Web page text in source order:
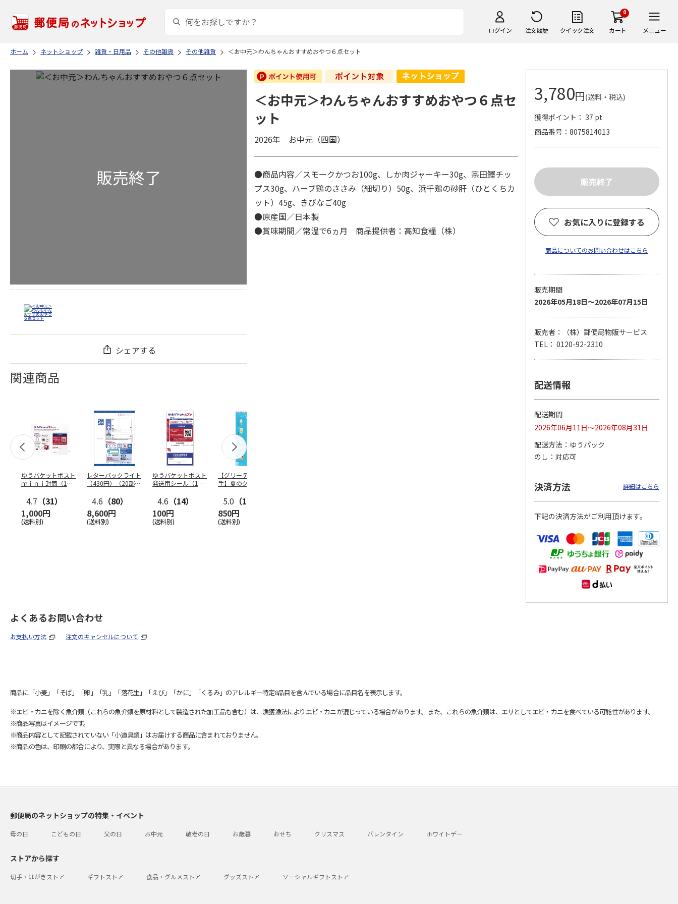
ログイン 注文履歴 クイック注文
0
カート メニュー
ホーム ネットショップ 雑貨・日用品 その他雑貨 その他雑貨 ＜お中元＞わんちゃんおすすめおやつ６点セット
シェアする
関連商品
ゆうパケットポスト
ｍｉｎｉ封筒（1個
4.7 （31）
1,000円
(送料別)
レターパックライト
（430円）（20部セ
4.6 （80）
8,600円
(送料別)
ゆうパケットポスト
発送用シール（1個
4.6 （14）
100円
(送料別)
【グリーティング切
手】夏のグリーティ
5.0 （10）
850円
(送料別)
手】グリーティング
（シンプル）（110
円…
4.8（11）
5,500円
(送料別)
通切手・千鳥（1シ
ート100枚）
4.6（7）
11,000円
(送料別)
＜お中元＞わんちゃんおすすめおやつ６点セ
ット
2026年 お中元（四国）
●商品内容／スモークかつお100g、しか肉ジャーキー30g、宗田鰹チッ
プス30g、ハーブ鶏のささみ（細切り）50g、浜千鶏の砂肝（ひとくちカ
ット）45g、きびなご40g
●原産国／日本製
●賞味期間／常温で6ヵ月 商品提供者：高知食糧（株）
3,780円(送料・税込)
獲得ポイント： 37 pt
商品番号
8075814013
お気に入りに登録する
商品についてのお問い合わせはこちら
販売期間
2026年05月18日～2026年07月15日
販売者：（株）郵便局物販サービス
TEL： 0120-92-2310
配送情報
配送期間
2026年06月11日～2026年08月31日
配送方法
ゆうパック
のし
対応可
決済方法 詳細はこちら
下記の決済方法がご利用頂けます。
よくあるお問い合わせ
お支払い方法 注文のキャンセルについて
商品に「小麦」「そば」「卵」「乳」「落花生」「えび」「かに」「くるみ」のアレルギー特定8品目を含んでいる場合に品目名を表示します。
※エビ・カニを除く魚介類（これらの魚介類を原材料として製造された加工品も含む）は、漁獲漁法によりエビ・カニが混じっている場合があります。また、これらの魚介類は、エサとしてエビ・カニを食べている可能性があります。
※商品写真はイメージです。
※商品内容として記載されていない「小道具類」はお届けする商品に含まれておりません。
※商品の色は、印刷の都合により、実際と異なる場合があります。
郵便局のネットショップの特集・イベント
母の日 こどもの日 父の日 お中元 敬老の日 お歳暮 おせち クリスマス バレンタイン ホワイトデー
ストアから探す
切手・はがきストア ギフトストア 食品・グルメストア グッズストア ソーシャルギフトストア